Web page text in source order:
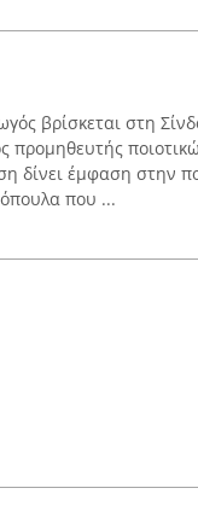
βρίσκεται στη
προμηθευτής
δίνει έμφαση στην
που ...